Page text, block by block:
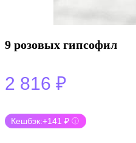
9 розовых гипсофил
2 816 ₽
Кешбэк:+141 ₽ ⓘ